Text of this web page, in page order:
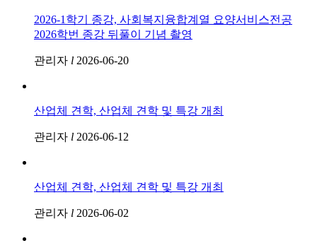
2026-1학기 종강, 사회복지융합계열 요양서비스전공
2026학번 종강 뒤풀이 기념 촬영
관리자 l 2026-06-20
산업체 견학, 산업체 견학 및 특강 개최
관리자 l 2026-06-12
산업체 견학, 산업체 견학 및 특강 개최
관리자 l 2026-06-02